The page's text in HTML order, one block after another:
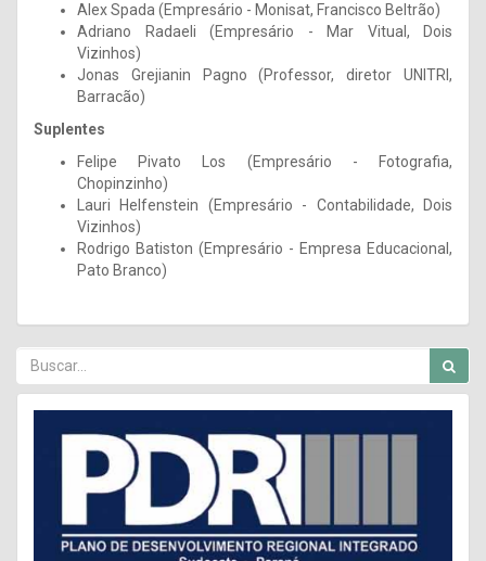
Alex Spada (Empresário - Monisat, Francisco Beltrão)
Adriano Radaeli (Empresário - Mar Vitual, Dois
Vizinhos)
Jonas Grejianin Pagno (Professor, diretor UNITRI,
Barracão)
Suplentes
Felipe Pivato Los (Empresário - Fotografia,
Chopinzinho)
Lauri Helfenstein (Empresário - Contabilidade, Dois
Vizinhos)
Rodrigo Batiston (Empresário - Empresa Educacional,
Pato Branco)